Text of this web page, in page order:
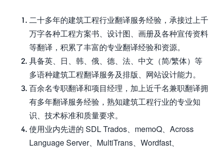
二十多年的建筑工程行业翻译服务经验，承接过上千
万字各种工程方案书、设计图、画册及各种宣传资料
等翻译，积累了丰富的专业翻译经验和资源。
具备英、日、韩、俄、德、法、中文（简/繁体）等
多语种建筑工程翻译服务及排版、网站设计能力。
百余名专职翻译和项目经理，加上近千名兼职翻译拥
有多年翻译服务经验，熟知建筑工程行业的专业知
识、技术标准和质量要求。
使用业内先进的 SDL Trados、memoQ、Across
Language Server、MultiTrans、Wordfast、